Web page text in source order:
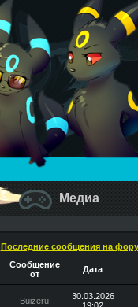
Медиа
Последние сообщения на
Сообщение
от
Дата
Buizeru
30.03.2026